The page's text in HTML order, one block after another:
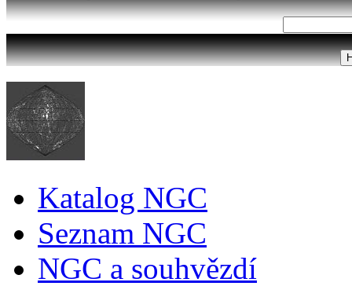
Katalog NGC
Seznam NGC
NGC a souhvězdí